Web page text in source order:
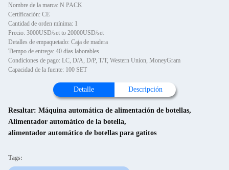
Nombre de la marca: N PACK
Certificación: CE
Cantidad de orden mínima: 1
Precio: 3000USD/set to 20000USD/set
Detalles de empaquetado: Caja de madera
Tiempo de entrega: 40 días laborables
Condiciones de pago: LC, D/A, D/P, T/T, Western Union, MoneyGram
Capacidad de la fuente: 100 SET
Detalle Descripción
Resaltar: Máquina automática de alimentación de botellas,
Alimentador automático de la botella,
alimentador automático de botellas para gatitos
Tags: